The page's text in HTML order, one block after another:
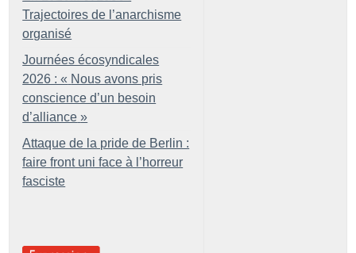
Trajectoires de l’anarchisme
organisé
Journées écosyndicales
2026 : « Nous avons pris
conscience d’un besoin
d’alliance »
Attaque de la pride de Berlin :
faire front uni face à l’horreur
fasciste